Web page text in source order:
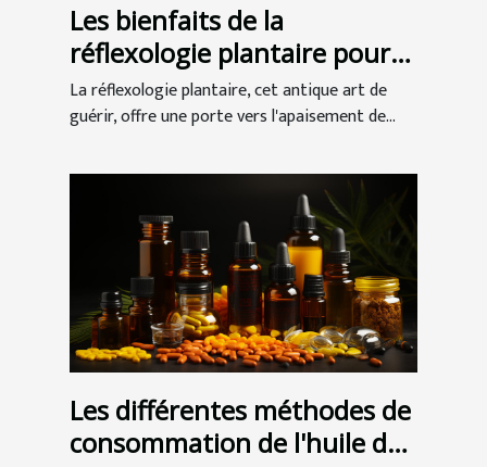
Les bienfaits de la
réflexologie plantaire pour
une détente profonde
La réflexologie plantaire, cet antique art de
guérir, offre une porte vers l'apaisement de...
Les différentes méthodes de
consommation de l'huile de